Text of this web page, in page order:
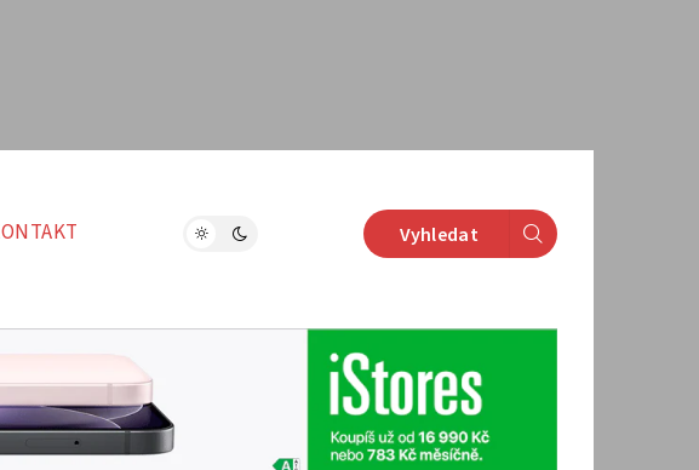
Vyhledat